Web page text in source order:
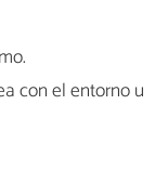
con el entorno u